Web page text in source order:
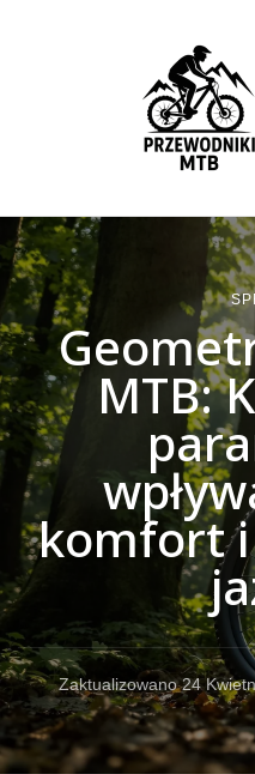
MTB:
komfort
Zaktualizowano24